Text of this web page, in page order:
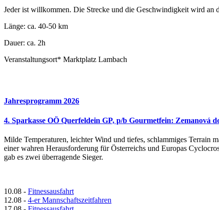
Jeder ist willkommen. Die Strecke und die Geschwindigkeit wird an
Länge: ca. 40-50 km
Dauer: ca. 2h
Veranstaltungsort* Marktplatz Lambach
Jahresprogramm 2026
4. Sparkasse OÖ Querfeldein GP, p/b Gourmetfein: Zemanová
Milde Temperaturen, leichter Wind und tiefes, schlammiges Terrain
einer wahren Herausforderung für Österreichs und Europas
gab es zwei überragende Sieger.
10.08 - Fitnessausfahrt
12.08 - 4-er Mannschaftszeitfahren